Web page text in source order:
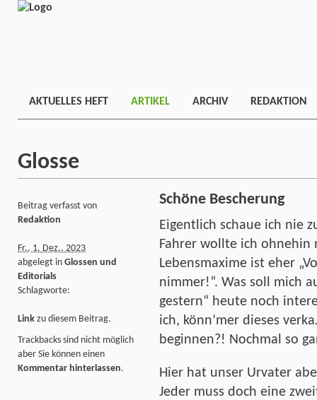
AKTUELLES HEFT ARTIKEL ARCHIV REDAKTION
Glosse
Schöne Bescherung
Eigentlich schaue ich nie
Fahrer wollte ich ohnehin
Lebensmaxime ist eher
nimmer!“. Was soll mich
gestern“ heute noch
ich, könn’mer dieses
beginnen?! Nochmal so
Hier hat unser Urvater
Jeder muss doch eine
Beitrag verfasst von
Redaktion
Fr., 1. Dez.. 2023
abgelegt in Glossen und
Editorials
Schlagworte:
Link zu diesem Beitrag.
Trackbacks sind nicht möglich
aber Sie können einen
Kommentar hinterlassen.